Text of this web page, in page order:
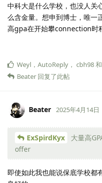
中科大是什么学校，也没人关
么含金量。想申到博士，唯
高gpa在开始攀connection时
Weyl ， AutoReply ， cbh98和
Beater 回复了此帖
Beater 2025年4月14日
ExSpirdKyx
大量高
offer
即使如此我也能说保底学校都